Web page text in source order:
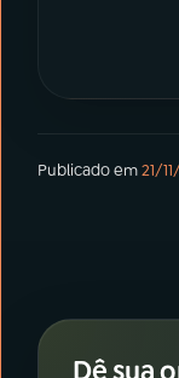
Publicado em21/